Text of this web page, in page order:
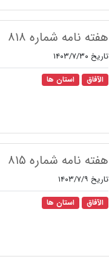
هفته نامه شماره ۸۱۸
تاریخ ۱۴۰۳/۷/۳۰
الآفاق استان ها
هفته نامه شماره ۸۱۵
تاریخ ۱۴۰۳/۷/۹
الآفاق استان ها